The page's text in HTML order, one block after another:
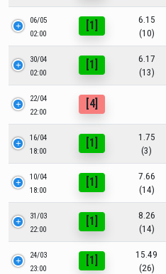
06/05
02:00
[1]
6.15
(10)
30/04
02:00
[1]
6.17
(13)
22/04
22:00
[4]
16/04
18:00
[1]
1.75
(3)
10/04
18:00
[1]
7.66
(14)
31/03
22:00
[1]
8.26
(14)
24/03
23:00
[1]
15.49
(26)